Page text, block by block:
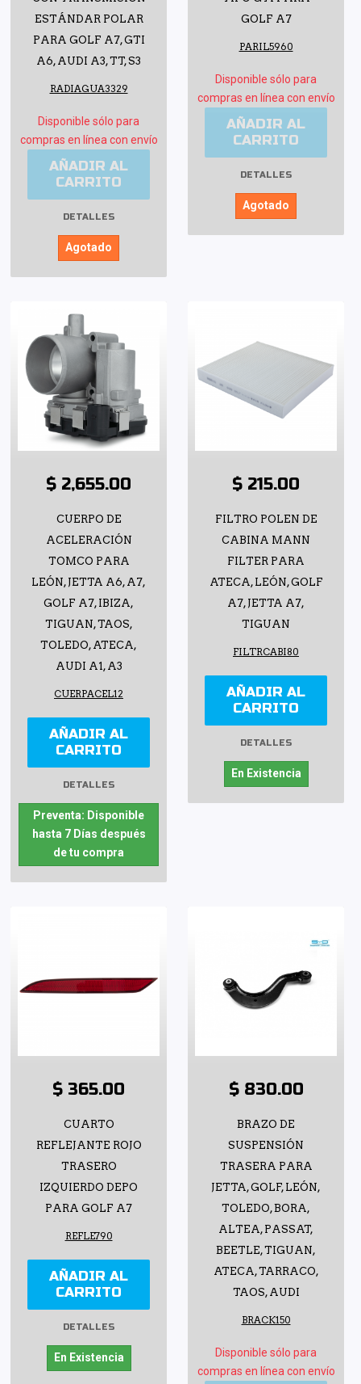
ESTÁNDAR POLAR
PARA GOLF A7, GTI
A6, AUDI A3, TT, S3
RADIAGUA3329
Disponible sólo para
compras en línea con envío
AÑADIR AL
CARRITO
DETALLES
Agotado
GOLF A7
PARIL5960
Disponible sólo para
compras en línea con envío
AÑADIR AL
CARRITO
DETALLES
Agotado
$ 2,655.00
CUERPO DE
ACELERACIÓN
TOMCO PARA
LEÓN, JETTA A6, A7,
GOLF A7, IBIZA,
TIGUAN, TAOS,
TOLEDO, ATECA,
AUDI A1, A3
CUERPACEL12
AÑADIR AL
CARRITO
DETALLES
Preventa: Disponible
hasta 7 Días después
de tu compra
$ 215.00
FILTRO POLEN DE
CABINA MANN
FILTER PARA
ATECA, LEÓN, GOLF
A7, JETTA A7,
TIGUAN
FILTRCABI80
AÑADIR AL
CARRITO
DETALLES
En Existencia
$ 365.00
CUARTO
REFLEJANTE ROJO
TRASERO
IZQUIERDO DEPO
PARA GOLF A7
REFLE790
AÑADIR AL
CARRITO
DETALLES
En Existencia
$ 830.00
BRAZO DE
SUSPENSIÓN
TRASERA PARA
JETTA, GOLF, LEÓN,
TOLEDO, BORA,
ALTEA, PASSAT,
BEETLE, TIGUAN,
ATECA, TARRACO,
TAOS, AUDI
BRACK150
Disponible sólo para
compras en línea con envío